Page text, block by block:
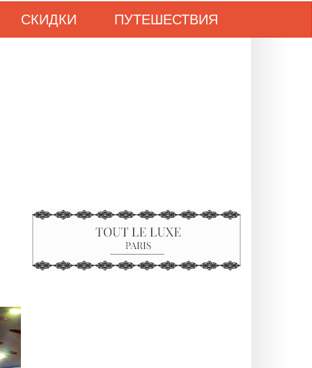
СКИДКИ ПУТЕШЕСТВИЯ